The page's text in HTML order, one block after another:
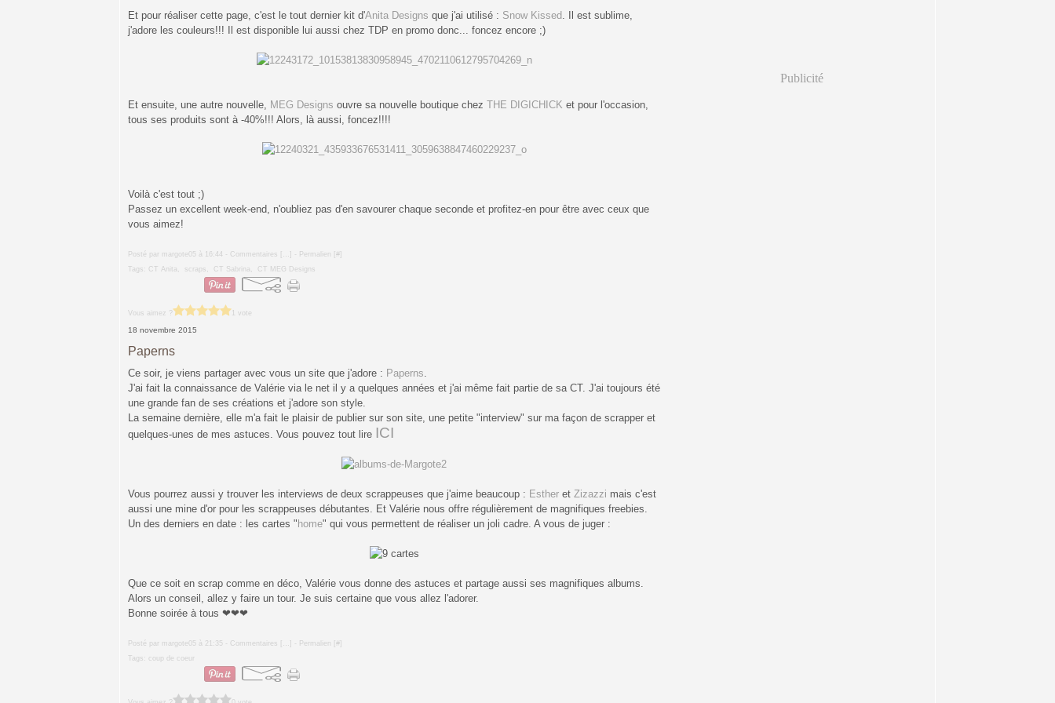
Et pour réaliser cette page, c'est le tout dernier kit d'Anita Designs que j'ai utilisé : Snow Kissed. Il est sublime,
j'adore les couleurs!!! Il est disponible lui aussi chez TDP en promo donc... foncez encore ;)
Et ensuite, une autre nouvelle, MEG Designs ouvre sa nouvelle boutique chez THE DIGICHICK et pour l'occasion,
tous ses produits sont à -40%!!! Alors, là aussi, foncez!!!!
Voilà c'est tout ;)
Passez un excellent week-end, n'oubliez pas d'en savourer chaque seconde et profitez-en pour être avec ceux que
vous aimez!
Posté par margote05 à 16:44 - Commentaires [ … - Permalien [ #
Tags: CT Anita, scraps , CT Sabrina, CT MEG Designs
Vous aimez ? 1 vote
18 novembre 2015
Paperns
Ce soir, je viens partager avec vous un site que j'adore : Paperns.
J'ai fait la connaissance de Valérie via le net il y a quelques années et j'ai même fait partie de sa CT. J'ai toujours été
une grande fan de ses créations et j'adore son style.
La semaine dernière, elle m'a fait le plaisir de publier sur son site, une petite "interview" sur ma façon de scrapper et
quelques-unes de mes astuces. Vous pouvez tout lire ICI
Vous pourrez aussi y trouver les interviews de deux scrappeuses que j'aime beaucoup : Esther et Zizazzi mais c'est
aussi une mine d'or pour les scrappeuses débutantes. Et Valérie nous offre régulièrement de magnifiques freebies.
Un des derniers en date : les cartes " home" qui vous permettent de réaliser un joli cadre. A vous de juger :
Que ce soit en scrap comme en déco, Valérie vous donne des astuces et partage aussi ses magnifiques albums.
Alors un conseil, allez y faire un tour. Je suis certaine que vous allez l'adorer.
Bonne soirée à tous ❤❤❤
Posté par margote05 à 21:35 - Commentaires [ … - Permalien [ #
Tags: coup de coeur
Publicité